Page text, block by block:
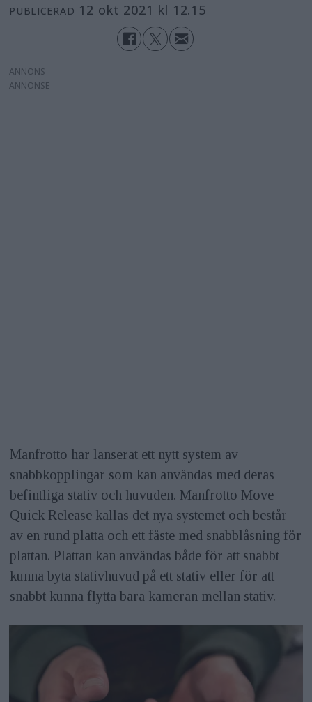
PUBLICERAD 12 okt 2021 kl 12.15
ANNONS
Manfrotto har lanserat ett nytt system av
snabbkopplingar som kan användas med deras
befintliga stativ och huvuden. Manfrotto Move
Quick Release kallas det nya systemet och består
av en rund platta och ett fäste med snabblåsning för
plattan. Plattan kan användas både för att snabbt
kunna byta stativhuvud på ett stativ eller för att
snabbt kunna flytta bara kameran mellan stativ.